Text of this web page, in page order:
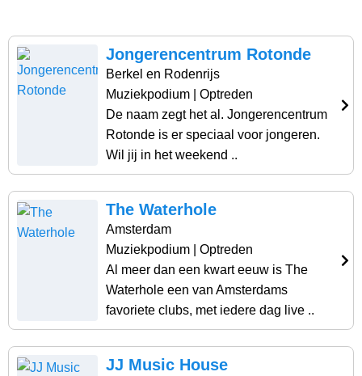
Jongerencentrum Rotonde
Berkel en Rodenrijs
Muziekpodium | Optreden
De naam zegt het al. Jongerencentrum
Rotonde is er speciaal voor jongeren.
Wil jij in het weekend ..
The Waterhole
Amsterdam
Muziekpodium | Optreden
Al meer dan een kwart eeuw is The
Waterhole een van Amsterdams
favoriete clubs, met iedere dag live ..
JJ Music House